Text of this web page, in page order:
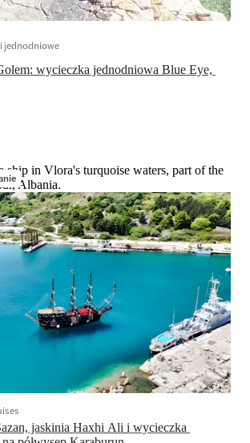
wycieczka jednodniowa Blue Eye,
jednodniowe
ship in Vlora's turquoise waters, part of the
Albania.
jaskinia Haxhi Ali i wycieczka